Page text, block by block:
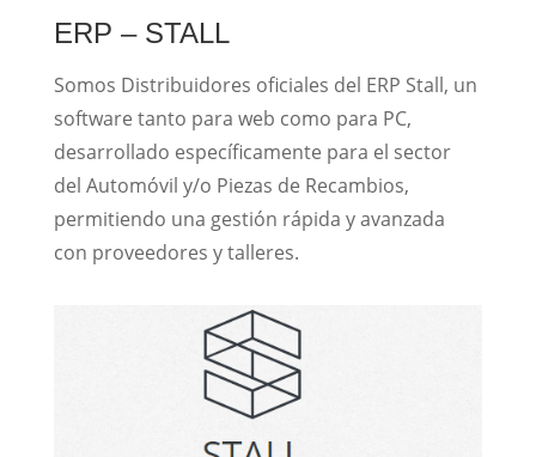
ERP – STALL
Somos Distribuidores oficiales del ERP Stall, un
software tanto para web como para PC,
desarrollado específicamente para el sector
del Automóvil y/o Piezas de Recambios,
permitiendo una gestión rápida y avanzada
con proveedores y talleres.